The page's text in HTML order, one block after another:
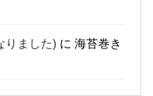
ました) に 海苔巻き